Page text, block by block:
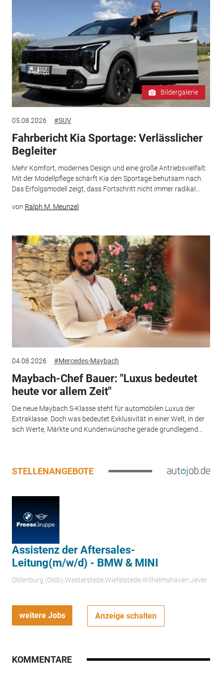
Bildergalerie
05.08.2026 #SUV
Fahrbericht Kia Sportage: Verlässlicher
Begleiter
Mehr Komfort, modernes Design und eine große Antriebsvielfalt:
Mit der Modellpflege schärft Kia den Sportage behutsam nach.
Das Erfolgsmodell zeigt, dass Fortschritt nicht immer radikal...
von Ralph M. Meunzel
04.08.2026 #Mercedes-Maybach
Maybach-Chef Bauer: "Luxus bedeutet
heute vor allem Zeit"
Die neue Maybach S-Klasse steht für automobilen Luxus der
Extraklasse. Doch was bedeutet Exklusivität in einer Welt, in der
sich Werte, Märkte und Kundenwünsche gerade grundlegend...
STELLENANGEBOTE
Assistenz der Aftersales-
Leitung(m/w/d) - BMW & MINI
Oldenburg (Oldb);Westerstede;Wiefelstede;Wilhelmshaven;Jever
weitere Jobs Anzeige schalten
KOMMENTARE